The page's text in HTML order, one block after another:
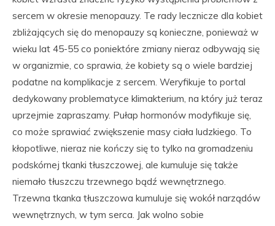
sercem w okresie menopauzy. Te rady lecznicze dla kobiet
zbliżających się do menopauzy są konieczne, ponieważ w
wieku lat 45-55 co poniektóre zmiany nieraz odbywają się
w organizmie, co sprawia, że kobiety są o wiele bardziej
podatne na komplikacje z sercem. Weryfikuje to portal
dedykowany problematyce klimakterium, na który już teraz
uprzejmie zapraszamy. Pułap hormonów modyfikuje się,
co może sprawiać zwiększenie masy ciała ludzkiego. To
kłopotliwe, nieraz nie kończy się to tylko na gromadzeniu
podskórnej tkanki tłuszczowej, ale kumuluje się także
niemało tłuszczu trzewnego bądź wewnętrznego.
Trzewna tkanka tłuszczowa kumuluje się wokół narządów
wewnętrznych, w tym serca. Jak wolno sobie